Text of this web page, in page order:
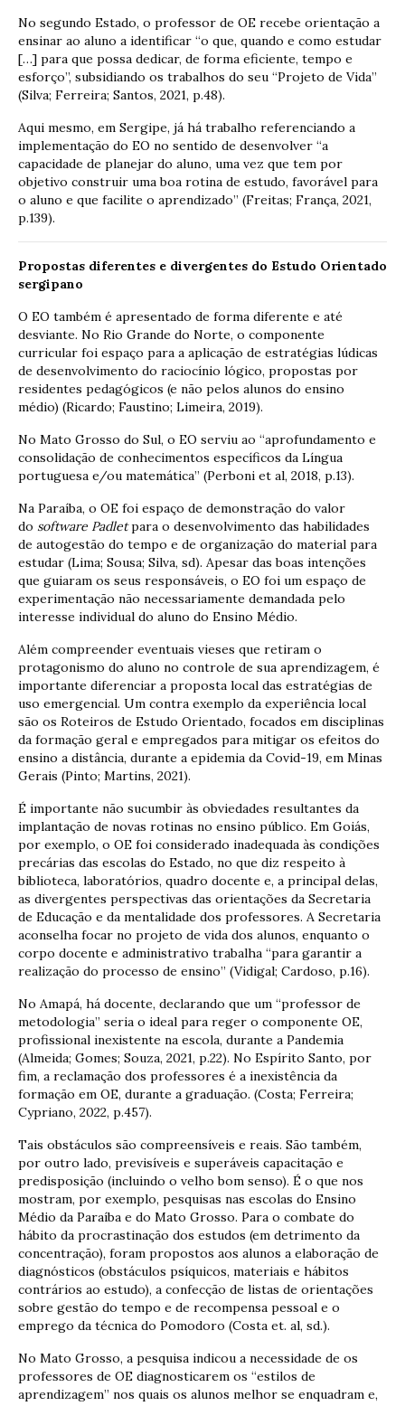
No segundo Estado, o professor de OE recebe orientação a
ensinar ao aluno a identificar “o que, quando e como estudar
[…] para que possa dedicar, de forma eficiente, tempo e
esforço”, subsidiando os trabalhos do seu “Projeto de Vida”
(Silva; Ferreira; Santos, 2021, p.48).
Aqui mesmo, em Sergipe, já há trabalho referenciando a
implementação do EO no sentido de desenvolver “a
capacidade de planejar do aluno, uma vez que tem por
objetivo construir uma boa rotina de estudo, favorável para
o aluno e que facilite o aprendizado” (Freitas; França, 2021,
p.139).
Propostas diferentes e divergentes do Estudo Orientado
sergipano
O EO também é apresentado de forma diferente e até
desviante. No Rio Grande do Norte, o componente
curricular foi espaço para a aplicação de estratégias lúdicas
de desenvolvimento do raciocínio lógico, propostas por
residentes pedagógicos (e não pelos alunos do ensino
médio) (Ricardo; Faustino; Limeira, 2019).
No Mato Grosso do Sul, o EO serviu ao “aprofundamento e
consolidação de conhecimentos específicos da Língua
portuguesa e/ou matemática” (Perboni et al, 2018, p.13).
Na Paraíba, o OE foi espaço de demonstração do valor
do software Padletpara o desenvolvimento das habilidades
de autogestão do tempo e de organização do material para
estudar (Lima; Sousa; Silva, sd). Apesar das boas intenções
que guiaram os seus responsáveis, o EO foi um espaço de
experimentação não necessariamente demandada pelo
interesse individual do aluno do Ensino Médio.
Além compreender eventuais vieses que retiram o
protagonismo do aluno no controle de sua aprendizagem, é
importante diferenciar a proposta local das estratégias de
uso emergencial. Um contra exemplo da experiência local
são os Roteiros de Estudo Orientado, focados em disciplinas
da formação geral e empregados para mitigar os efeitos do
ensino a distância, durante a epidemia da Covid-19, em Minas
Gerais (Pinto; Martins, 2021).
É importante não sucumbir às obviedades resultantes da
implantação de novas rotinas no ensino público. Em Goiás,
por exemplo, o OE foi considerado inadequada às condições
precárias das escolas do Estado, no que diz respeito à
biblioteca, laboratórios, quadro docente e, a principal delas,
as divergentes perspectivas das orientações da Secretaria
de Educação e da mentalidade dos professores. A Secretaria
aconselha focar no projeto de vida dos alunos, enquanto o
corpo docente e administrativo trabalha “para garantir a
realização do processo de ensino” (Vidigal; Cardoso, p.16).
No Amapá, há docente, declarando que um “professor de
metodologia” seria o ideal para reger o componente OE,
profissional inexistente na escola, durante a Pandemia
(Almeida; Gomes; Souza, 2021, p.22). No Espírito Santo, por
fim, a reclamação dos professores é a inexistência da
formação em OE, durante a graduação. (Costa; Ferreira;
Cypriano, 2022, p.457).
Tais obstáculos são compreensíveis e reais. São também,
por outro lado, previsíveis e superáveis capacitação e
predisposição (incluindo o velho bom senso). É o que nos
mostram, por exemplo, pesquisas nas escolas do Ensino
Médio da Paraíba e do Mato Grosso. Para o combate do
hábito da procrastinação dos estudos (em detrimento da
concentração), foram propostos aos alunos a elaboração de
diagnósticos (obstáculos psíquicos, materiais e hábitos
contrários ao estudo), a confecção de listas de orientações
sobre gestão do tempo e de recompensa pessoal e o
emprego da técnica do Pomodoro (Costa et. al, sd.).
No Mato Grosso, a pesquisa indicou a necessidade de os
professores de OE diagnosticarem os “estilos de
aprendizagem” nos quais os alunos melhor se enquadram e,